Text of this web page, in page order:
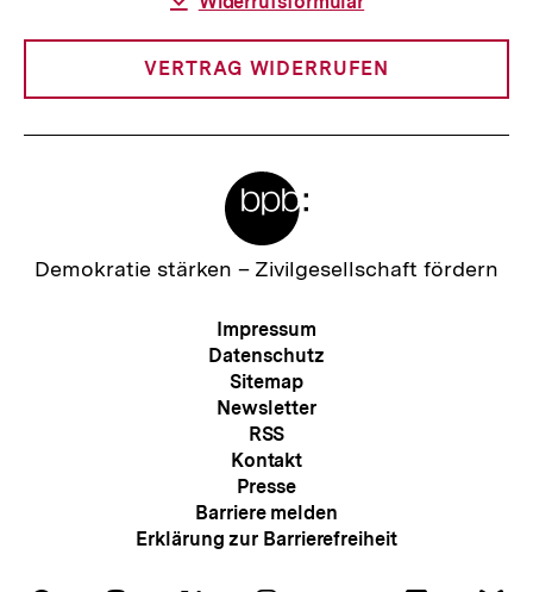
VERTRAG WIDERRUFEN
Zur
Demokratie stärken – Zivilgesellschaft fördern
Meta-
Navigation
Impressum
Datenschutz
Sitemap
Newsletter
RSS
Kontakt
Presse
Barriere melden
Erklärung zur Barrierefreiheit